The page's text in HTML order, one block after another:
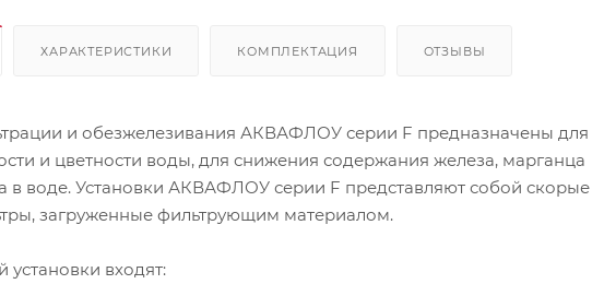
ХАРАКТЕРИСТИКИ КОМПЛЕКТАЦИЯ ОТЗЫВЫ
и обезжелезивания АКВАФЛОУ серии F предназначены для
и цветности воды, для снижения содержания железа, марганца
в воде. Установки АКВАФЛОУ серии F представляют собой скорые
загруженные фильтрующим материалом.
установки входят: